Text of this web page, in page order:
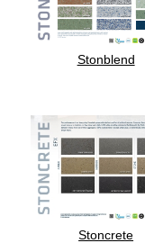
Stonblend
Stoncrete